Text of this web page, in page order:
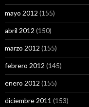
mayo 2012 (155)
abril 2012 (150)
marzo 2012 (155)
febrero 2012 (145)
enero 2012 (155)
diciembre 2011 (153)